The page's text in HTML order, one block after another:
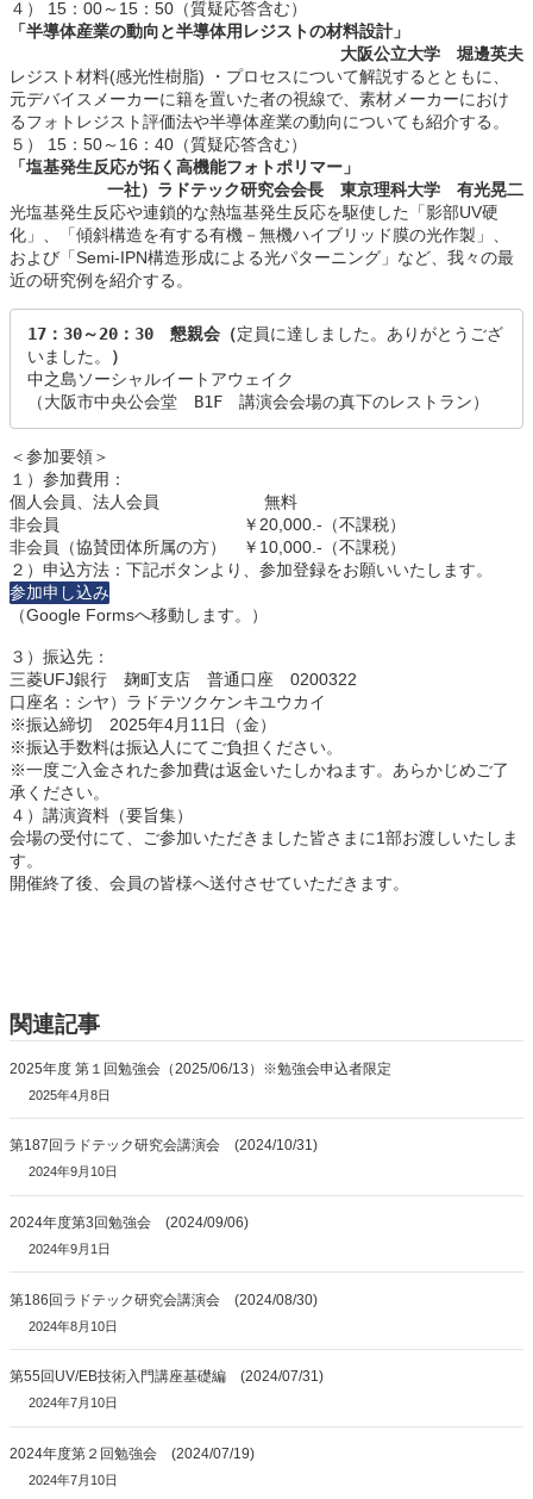
４） 15：00～15：50（質疑応答含む）
「半導体産業の動向と半導体用レジストの材料設計」
大阪公立大学 堀邊英夫
レジスト材料(感光性樹脂) ・プロセスについて解説するとともに、
元デバイスメーカーに籍を置いた者の視線で、素材メーカーにおけ
るフォトレジスト評価法や半導体産業の動向についても紹介する。
５） 15：50～16：40（質疑応答含む）
「塩基発生反応が拓く高機能フォトポリマー」
一社）ラドテック研究会会長
東京理科大学 有光晃二
光塩基発生反応や連鎖的な熱塩基発生反応を駆使した「影部UV硬
化」、「傾斜構造を有する有機－無機ハイブリッド膜の光作製」、
および「Semi-IPN構造形成による光パターニング」など、我々の最
近の研究例を紹介する。
17：30～20：30　懇親会（定員に達しました。ありがとうござ
いました。
）
中之島ソーシャルイートアウェイク
（大阪市中央公会堂　B1F　講演会会場の真下のレストラン）
＜参加要領＞
１）参加費用：
個人会員、法人会員 無料
非会員 ￥20,000.-（不課税）
非会員（協賛団体所属の方） ￥10,000.-（不課税）
２）申込方法：下記ボタンより、参加登録をお願いいたします。
参加申し込み
（Google Formsへ移動します。）
３）振込先：
三菱UFJ銀行 麹町支店 普通口座 0200322
口座名：シヤ）ラドテツクケンキユウカイ
※振込締切 2025年4月11日（金）
※振込手数料は振込人にてご負担ください。
※一度ご入金された参加費は返金いたしかねます。あらかじめご了
承ください。
４）講演資料（要旨集）
会場の受付にて、ご参加いただきました皆さまに1部お渡しいたしま
す。
開催終了後、会員の皆様へ送付させていただきます。
関連記事
2025年度 第１回勉強会（2025/06/13）※勉強会申込者限定
2025年4月8日
第187回ラドテック研究会講演会 (2024/10/31)
2024年9月10日
2024年度第3回勉強会 (2024/09/06)
2024年9月1日
第186回ラドテック研究会講演会 (2024/08/30)
2024年8月10日
第55回UV/EB技術入門講座基礎編 (2024/07/31)
2024年7月10日
2024年度第２回勉強会 (2024/07/19)
2024年7月10日